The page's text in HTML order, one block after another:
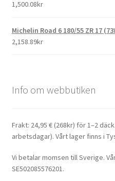
1,500.08kr
Michelin Road 6 180/55 ZR 17
2,158.89kr
Info om webbutiken
Frakt: 24,95 € (268kr) för 1–2
arbetsdagar). Vårt lager finns i
Vi betalar momsen till Sverige.
SE502085576201.